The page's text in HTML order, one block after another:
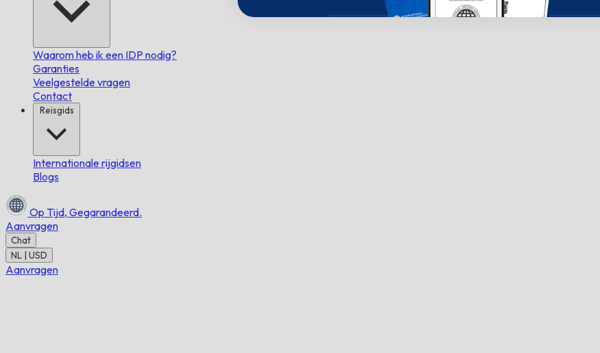
Waarom heb ik een IDP nodig?
Garanties
Veelgestelde vragen
Contact
Reisgids
Internationale rijgidsen
Blogs
Op Tijd, Gegarandeerd.
Aanvragen
Chat
NL | USD
Aanvragen